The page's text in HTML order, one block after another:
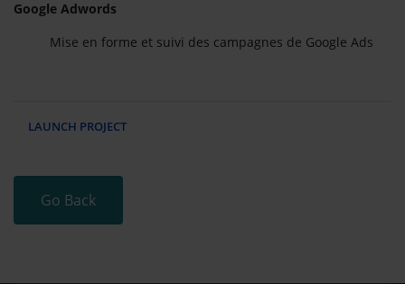
Google Adwords
Mise en forme et suivi des campagnes de Google Ads
LAUNCH PROJECT
Go Back